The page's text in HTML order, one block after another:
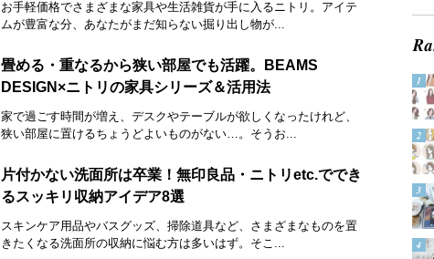
お手軽価格でさまざまな家具や生活雑貨が手に入るニトリ。アイテ
ムが豊富な分、あなたがまだ知らない掘り出し物が...
畳める・重なるから狭い部屋でも活躍。BEAMS
DESIGN×ニトリの家具シリーズ＆活用法
家で過ごす時間が増え、デスクやテーブルが欲しくなったけれど、
狭い部屋に置けるちょうどよいものがない…。そうお...
片付かない洗面所は卒業！無印良品・ニトリetc.ででき
るスッキリ収納アイデア8選
スキンケア用品やバスグッズ、掃除道具など、さまざまなものを置
きたくなる洗面所の収納に悩む方は多いはず。そこ...